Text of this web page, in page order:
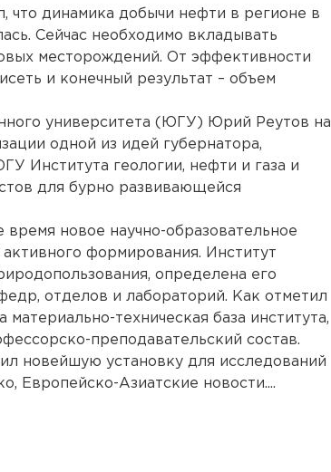
что динамика добычи нефти в регионе в
Сейчас необходимо вкладывать
месторождений. От эффективности
и конечный результат – объем
университета (ЮГУ) Юрий Реутов на
одной из идей губернатора,
Института геологии, нефти и газа и
для бурно развивающейся
новое научно-образовательное
формирования. Институт
определена его
отделов и лабораторий. Как отметил
техническая база института,
преподавательский состав.
новейшую установку для исследований
Европейско-Азиатские новости....